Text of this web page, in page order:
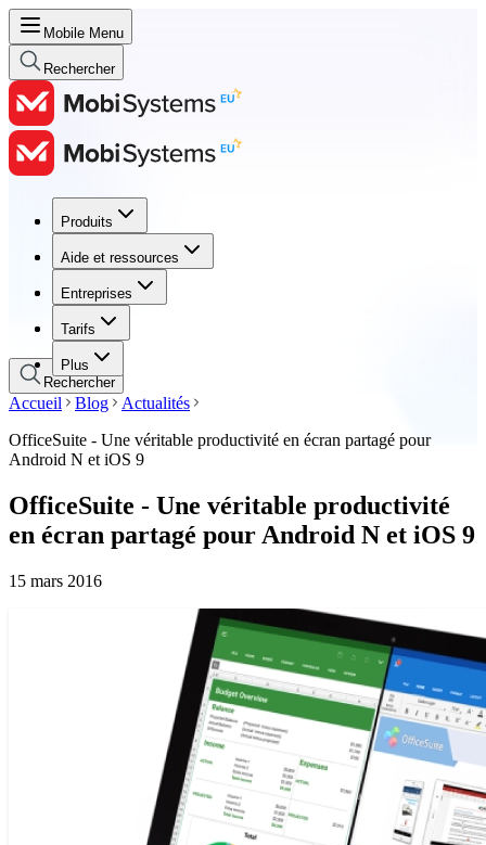
Mobile Menu
Rechercher
Produits
Aide et ressources
Entreprises
Tarifs
Plus
Produits
Aide et ressources
Entreprises
Tarifs
Rechercher
Accueil Blog
Actualités
OfficeSuite - Une véritable productivité en écran partagé pour
Android N et iOS 9
OfficeSuite - Une véritable productivité
en écran partagé pour Android N et iOS 9
15 mars 2016